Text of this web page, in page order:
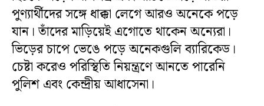
পুণ্যার্থীদের সঙ্গে ধাক্কা লেগে আরও অনেকে পড়ে
যান। তাঁদের মাড়িয়েই এগোতে থাকেন অন্যেরা।
ভিড়ের চাপে ভেঙে পড়ে অনেকগুলি ব্যারিকেড।
চেষ্টা করেও পরিস্থিতি নিয়ন্ত্রণে আনতে পারেনি
পুলিশ এবং কেন্দ্রীয় আধাসেনা।